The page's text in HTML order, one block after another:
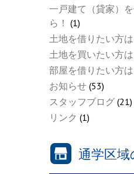
一戸建て（貸家）
ら！ (1)
土地を借りたい方は
土地を買いたい方は
部屋を借りたい方は
お知らせ (53)
スタッフブログ (21)
リンク (1)
通学区域